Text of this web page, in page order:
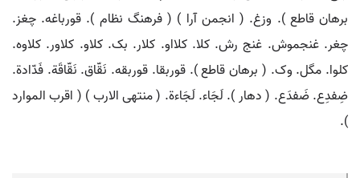
برهان قاطع ). وزغ. ( انجمن آرا ) ( فرهنگ نظام ). قورباغه. چغز.
چغر. غنجموش. غنج رش. کلا. کلااو. کلار. بک. کلاو. کلاور. کلاوه.
کلوا. مگل. وک. ( برهان قاطع ). قوربقا. قوربقه. نَقّاق. نَقّاقَة. فَدّادة.
ضِفدِع. ضَفدَع. ( دهار ). لَجَاء. لَجَاءة. ( منتهی الارب ) ( اقرب الموارد
).